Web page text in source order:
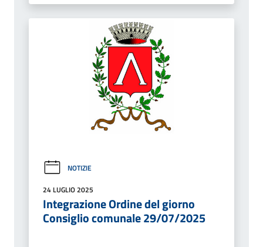
NOTIZIE
24 LUGLIO 2025
Integrazione Ordine del giorno
Consiglio comunale 29/07/2025